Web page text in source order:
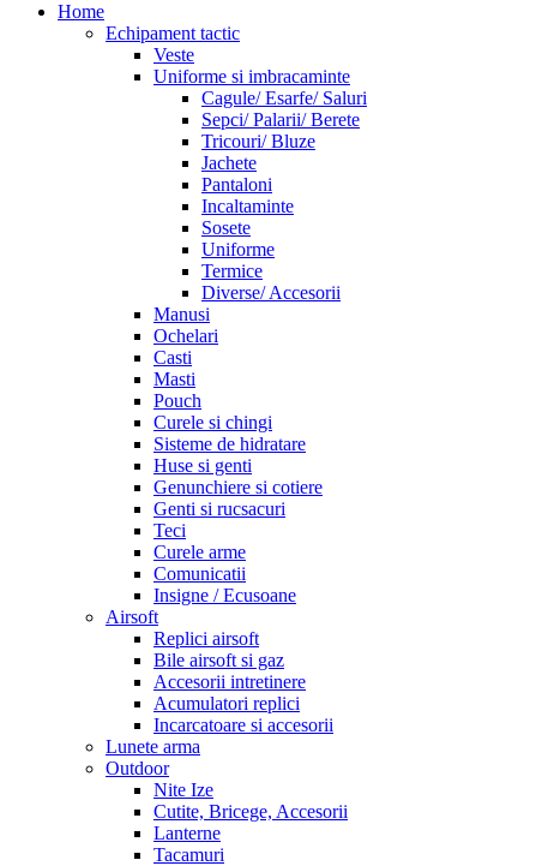
Home
Echipament tactic
Veste
Uniforme si imbracaminte
Cagule/ Esarfe/ Saluri
Sepci/ Palarii/ Berete
Tricouri/ Bluze
Jachete
Pantaloni
Incaltaminte
Sosete
Uniforme
Termice
Diverse/ Accesorii
Manusi
Ochelari
Casti
Masti
Pouch
Curele si chingi
Sisteme de hidratare
Huse si genti
Genunchiere si cotiere
Genti si rucsacuri
Teci
Curele arme
Comunicatii
Insigne / Ecusoane
Airsoft
Replici airsoft
Bile airsoft si gaz
Accesorii intretinere
Acumulatori replici
Incarcatoare si accesorii
Lunete arma
Outdoor
Nite Ize
Cutite, Bricege, Accesorii
Lanterne
Tacamuri